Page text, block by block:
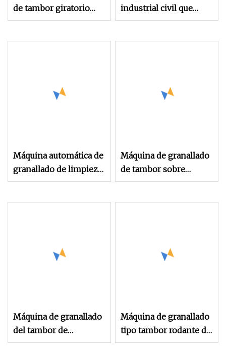
de tambor giratorio
continuo
industrial civil que
fabrica la máquina del
Máquina automática de
granallado de limpieza
de superficies tipo
Máquina de granallado
de tambor sobre
orugas Máquina de
Máquina de granallado
del tambor de
inclinación del
Máquina de granallado
tipo tambor rodante de
poco ruido con mejor